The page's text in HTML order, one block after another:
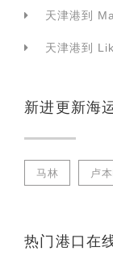
天津港到
天津港到
新进更新海
马林 卢
热门港口在